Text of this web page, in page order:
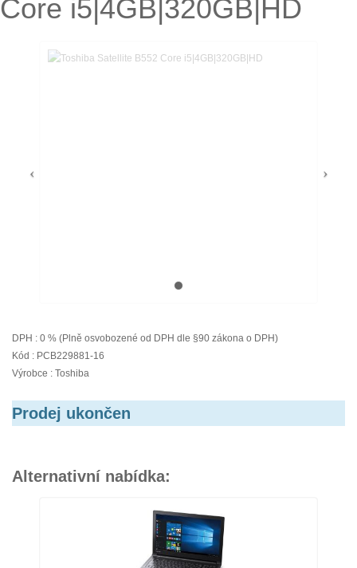
Core i5|4GB|320GB|HD
DPH : 0 % (Plně osvobozené od DPH dle §90 zákona o DPH)
Kód : PCB229881-16
Výrobce : Toshiba
Prodej ukončen
Alternativní nabídka: